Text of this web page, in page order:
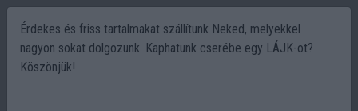
Érdekes és friss tartalmakat szállítunk Neked, melyekkel
nagyon sokat dolgozunk. Kaphatunk cserébe egy LÁJK-ot?
Köszönjük!